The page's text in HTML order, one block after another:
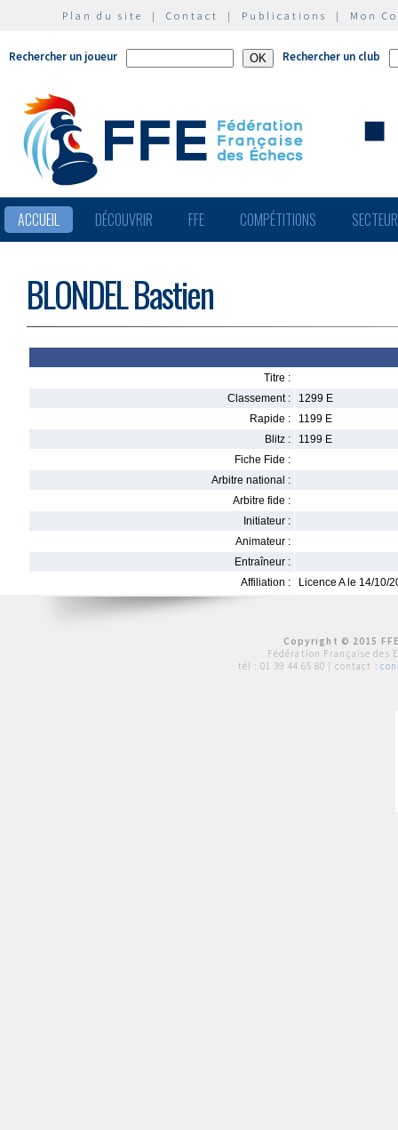
Plan du site | Contact | Publications | Mon
Rechercher un joueur Rechercher un club
ACCUEIL DÉCOUVRIR FFE COMPÉTITIONS
BLONDEL Bastien
Titre :
Classement :
1299 E
Rapide :
1199 E
Blitz :
1199 E
Fiche Fide :
Arbitre national :
Arbitre fide :
Initiateur :
Animateur :
Entraîneur :
Affiliation :
Licence A le 14/10/
Copyright © 2015
Fédération Française des
tél : 01 39 44 65 80 | contact :